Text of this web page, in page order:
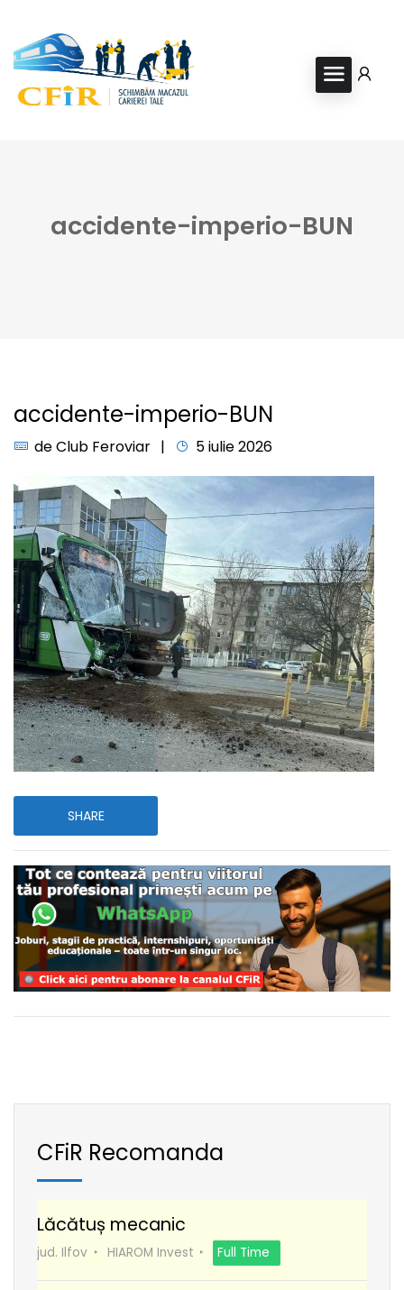
accidente-imperio-BUN
accidente-imperio-BUN
deClub Feroviar 5 iulie 2026
SHARE
CFiR Recomanda
Lăcătuș mecanic
jud. Ilfov HIAROM Invest Full Time